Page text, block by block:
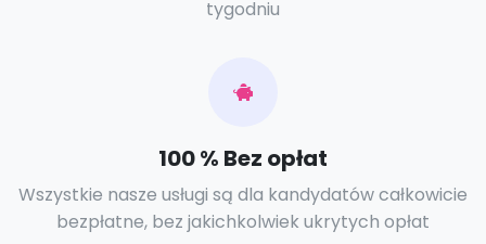
tygodniu
100 % Bez opłat
Wszystkie nasze usługi są dla kandydatów całkowicie
bezpłatne, bez jakichkolwiek ukrytych opłat